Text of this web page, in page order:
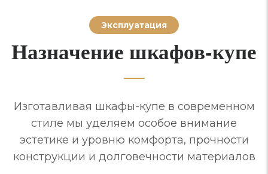
Эксплуатация
Назначение шкафов-купе
Изготавливая шкафы-купе в современном
стиле мы уделяем особое внимание
эстетике и уровню комфорта, прочности
конструкции и долговечности материалов